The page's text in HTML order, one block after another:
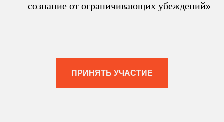
сознание от ограничивающих убеждений»
ПРИНЯТЬ УЧАСТИЕ